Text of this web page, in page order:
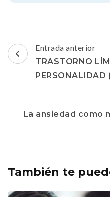
Navegación
de
entradas
Entrada anterior
TRASTORNO
PERSONALIDAD
La ansiedad como
También te